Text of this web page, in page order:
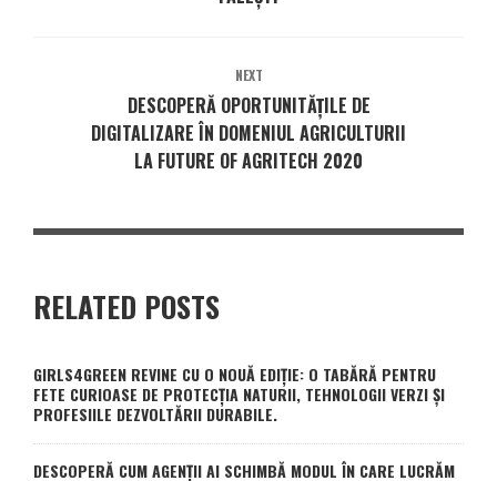
NEXT
DESCOPERĂ OPORTUNITĂȚILE DE
DIGITALIZARE ÎN DOMENIUL AGRICULTURII
LA FUTURE OF AGRITECH 2020
RELATED POSTS
GIRLS4GREEN REVINE CU O NOUĂ EDIȚIE: O TABĂRĂ PENTRU
FETE CURIOASE DE PROTECȚIA NATURII, TEHNOLOGII VERZI ȘI
PROFESIILE DEZVOLTĂRII DURABILE.
DESCOPERĂ CUM AGENȚII AI SCHIMBĂ MODUL ÎN CARE LUCRĂM